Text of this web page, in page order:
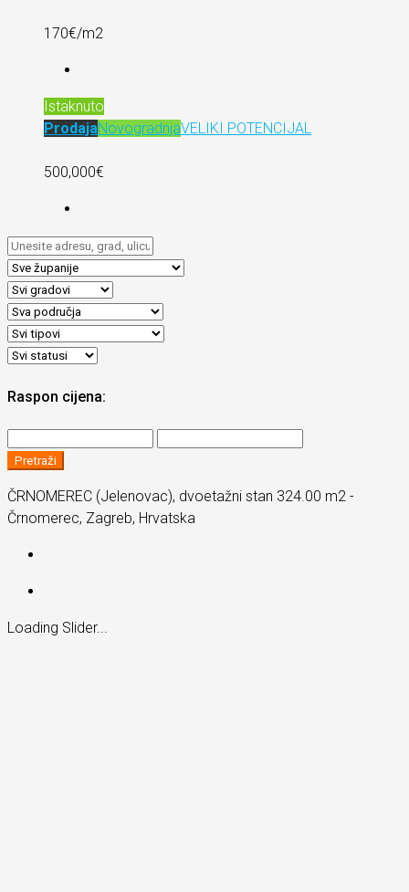
170€/m2
Istaknuto
ProdajaNovogradnjaVELIKI POTENCIJAL
500,000€
Raspon cijena:
Pretraži
ČRNOMEREC (Jelenovac), dvoetažni stan 324.00 m2 -
Črnomerec, Zagreb, Hrvatska
Loading Slider...